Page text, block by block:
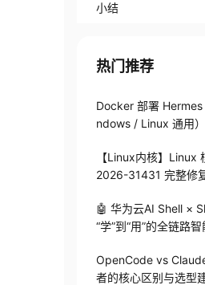
小结
热门推荐
Docker 部署
ndows / Linux 通用）
【Linux内核】Linux
2026-31431 完整修
🤖 华为云AI Shell ×
“学”到“用”的全链路
OpenCode vs
者的核心区别与选型